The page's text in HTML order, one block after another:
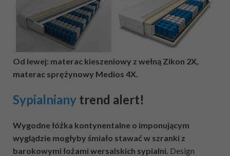
Od lewej: materac kieszeniowy z wełną Zikon 2X,
materac sprężynowy Medios 4X.
Sypialniany trend alert!
Wygodne łóżka kontynentalne o imponującym
wyglądzie mogłyby śmiało stawać w szranki z
barokowymi łożami wersalskich sypialni. Design